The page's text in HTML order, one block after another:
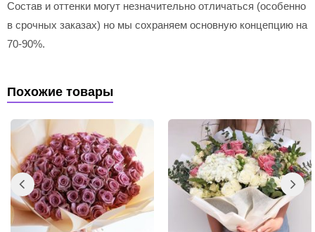
Состав и оттенки могут незначительно отличаться (особенно
в срочных заказах) но мы сохраняем основную концепцию на
70-90%.
Похожие товары